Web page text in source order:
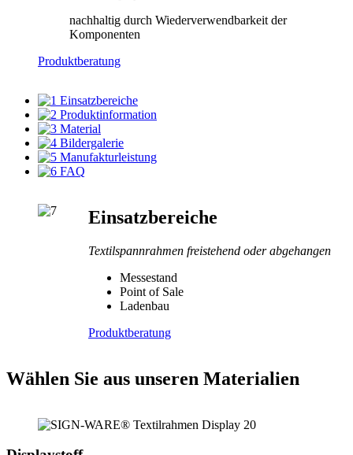
nachhaltig durch Wiederverwendbarkeit der
Komponenten
Produktberatung
Einsatzbereiche
Produktinformation
Material
Bildergalerie
Manufakturleistung
FAQ
Einsatzbereiche
Textilspannrahmen freistehend oder abgehangen
Messestand
Point of Sale
Ladenbau
Produktberatung
Wählen Sie aus unseren Materialien